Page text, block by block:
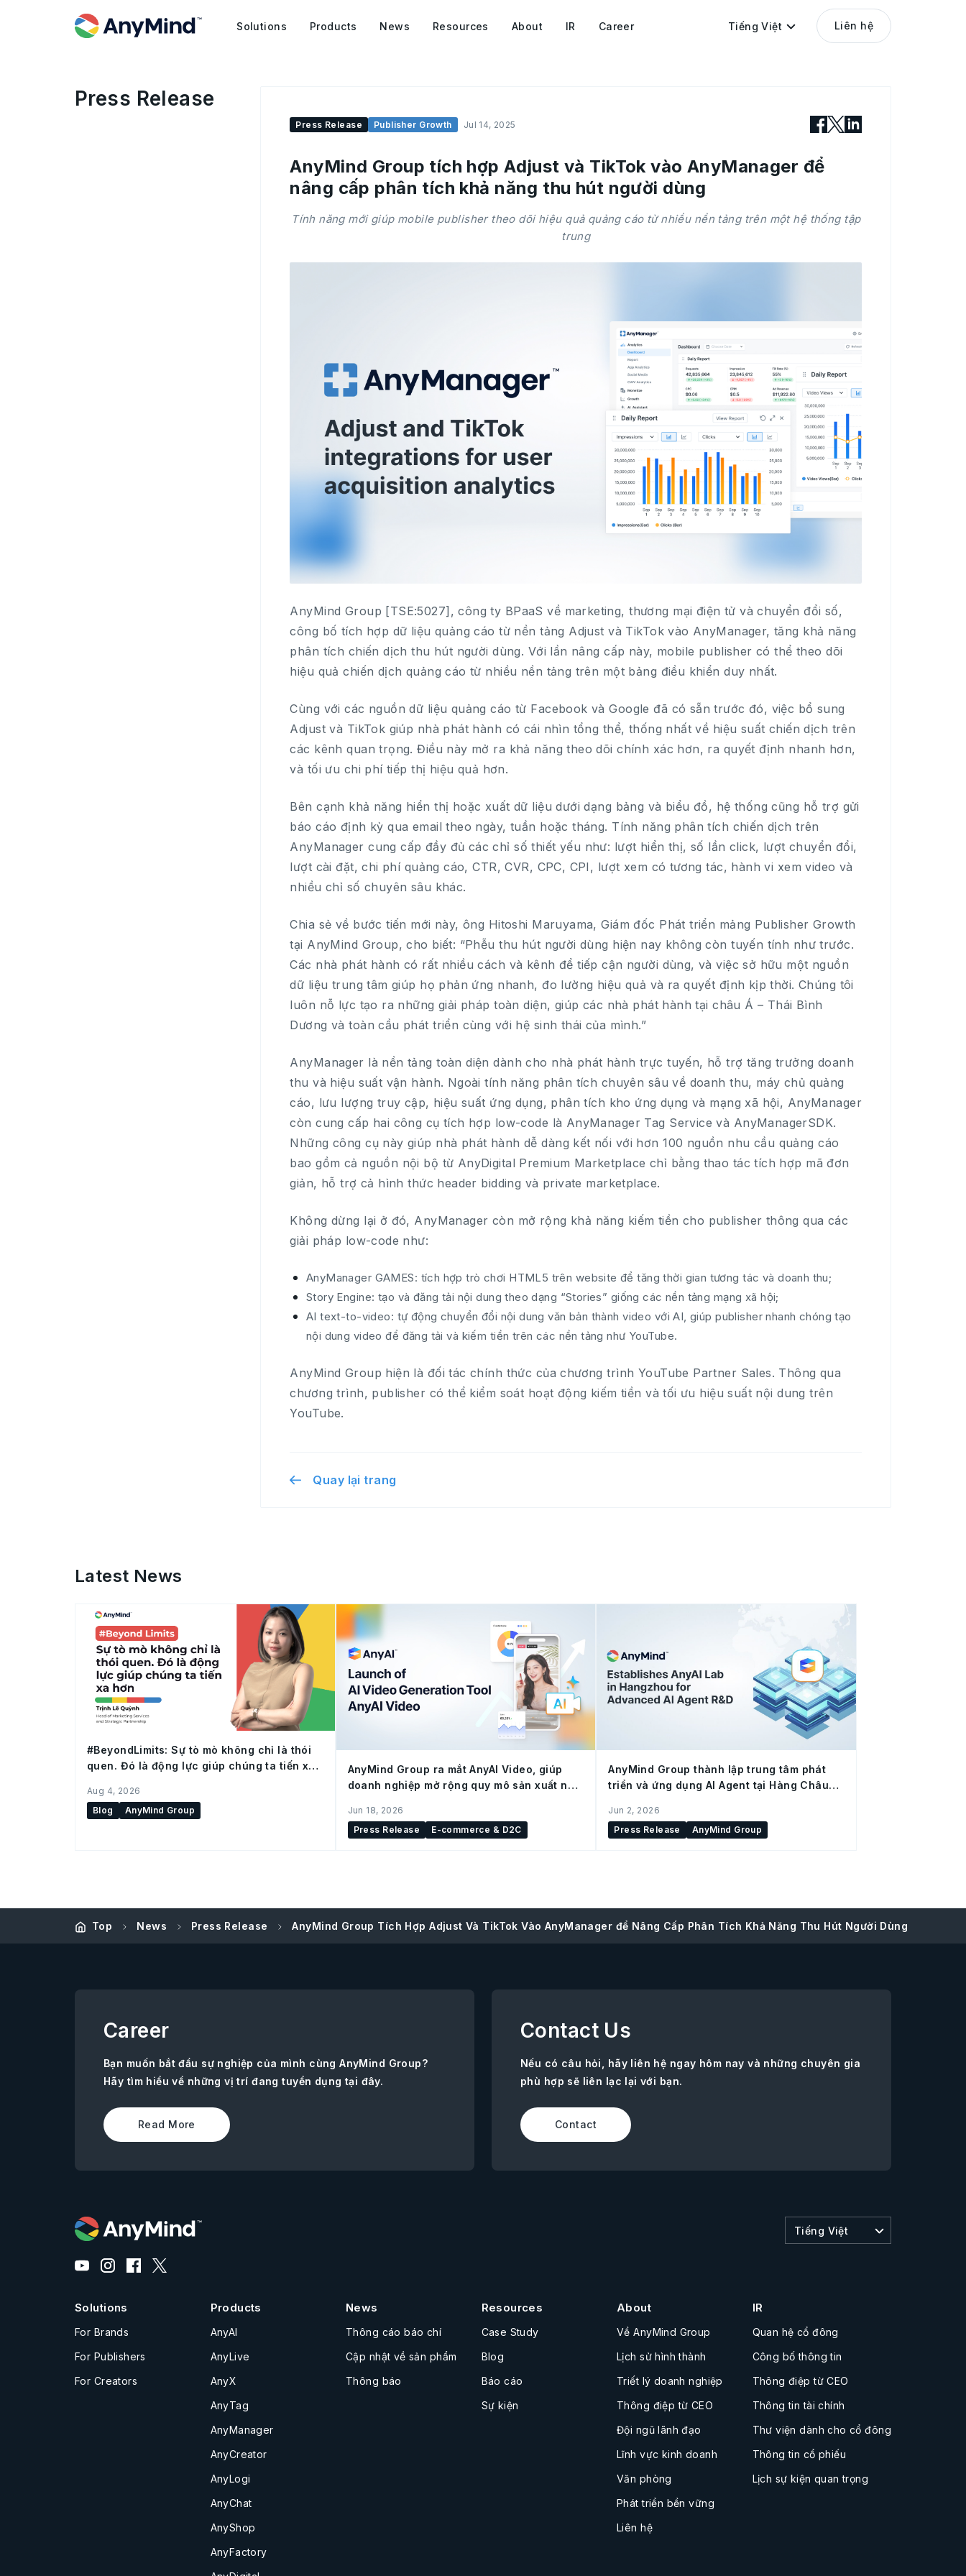
Solutions Products News Resources About IR Career Tiếng Việt Liên hệ
Press Release
Press Release Publisher Growth Jul 14, 2025
AnyMind Group tích hợp Adjust và TikTok vào AnyManager để
nâng cấp phân tích khả năng thu hút người dùng
Tính năng mới giúp mobile publisher theo dõi hiệu quả quảng cáo từ nhiều nền tảng trên một hệ thống tập
trung
AnyMind Group [TSE:5027], công ty BPaaS về marketing, thương mại điện tử và chuyển đổi số,
công bố tích hợp dữ liệu quảng cáo từ nền tảng Adjust và TikTok vào AnyManager, tăng khả năng
phân tích chiến dịch thu hút người dùng. Với lần nâng cấp này, mobile publisher có thể theo dõi
hiệu quả chiến dịch quảng cáo từ nhiều nền tảng trên một bảng điều khiển duy nhất.
Cùng với các nguồn dữ liệu quảng cáo từ Facebook và Google đã có sẵn trước đó, việc bổ sung
Adjust và TikTok giúp nhà phát hành có cái nhìn tổng thể, thống nhất về hiệu suất chiến dịch trên
các kênh quan trọng. Điều này mở ra khả năng theo dõi chính xác hơn, ra quyết định nhanh hơn,
và tối ưu chi phí tiếp thị hiệu quả hơn.
Bên cạnh khả năng hiển thị hoặc xuất dữ liệu dưới dạng bảng và biểu đồ, hệ thống cũng hỗ trợ gửi
báo cáo định kỳ qua email theo ngày, tuần hoặc tháng. Tính năng phân tích chiến dịch trên
AnyManager cung cấp đầy đủ các chỉ số thiết yếu như: lượt hiển thị, số lần click, lượt chuyển đổi,
lượt cài đặt, chi phí quảng cáo, CTR, CVR, CPC, CPI, lượt xem có tương tác, hành vi xem video và
nhiều chỉ số chuyên sâu khác.
Chia sẻ về bước tiến mới này, ông Hitoshi Maruyama, Giám đốc Phát triển mảng Publisher Growth
tại AnyMind Group, cho biết: “Phễu thu hút người dùng hiện nay không còn tuyến tính như trước.
Các nhà phát hành có rất nhiều cách và kênh để tiếp cận người dùng, và việc sở hữu một nguồn
dữ liệu trung tâm giúp họ phản ứng nhanh, đo lường hiệu quả và ra quyết định kịp thời. Chúng tôi
luôn nỗ lực tạo ra những giải pháp toàn diện, giúp các nhà phát hành tại châu Á – Thái Bình
Dương và toàn cầu phát triển cùng với hệ sinh thái của mình.”
AnyManager là nền tảng toàn diện dành cho nhà phát hành trực tuyến, hỗ trợ tăng trưởng doanh
thu và hiệu suất vận hành. Ngoài tính năng phân tích chuyên sâu về doanh thu, máy chủ quảng
cáo, lưu lượng truy cập, hiệu suất ứng dụng, phân tích kho ứng dụng và mạng xã hội, AnyManager
còn cung cấp hai công cụ tích hợp low-code là AnyManager Tag Service và AnyManagerSDK.
Những công cụ này giúp nhà phát hành dễ dàng kết nối với hơn 100 nguồn nhu cầu quảng cáo
bao gồm cả nguồn nội bộ từ AnyDigital Premium Marketplace chỉ bằng thao tác tích hợp mã đơn
giản, hỗ trợ cả hình thức header bidding và private marketplace.
Không dừng lại ở đó, AnyManager còn mở rộng khả năng kiếm tiền cho publisher thông qua các
giải pháp low-code như:
AnyManager GAMES: tích hợp trò chơi HTML5 trên website để tăng thời gian tương tác và doanh thu;
Story Engine: tạo và đăng tải nội dung theo dạng “Stories” giống các nền tảng mạng xã hội;
AI text-to-video: tự động chuyển đổi nội dung văn bản thành video với AI, giúp publisher nhanh chóng tạo
nội dung video để đăng tải và kiếm tiền trên các nền tảng như YouTube.
AnyMind Group hiện là đối tác chính thức của chương trình YouTube Partner Sales. Thông qua
chương trình, publisher có thể kiểm soát hoạt động kiếm tiền và tối ưu hiệu suất nội dung trên
YouTube.
Quay lại trang
Latest News
#BeyondLimits: Sự tò mò không chỉ là thói
quen. Đó là động lực giúp chúng ta tiến xa
Aug 4, 2026
Blog
AnyMind Group
AnyMind Group ra mắt AnyAI Video, giúp
doanh nghiệp mở rộng quy mô sản xuất nội
Jun 18, 2026
Press Release
E-commerce & D2C
AnyMind Group thành lập trung tâm phát
triển và ứng dụng AI Agent tại Hàng Châu
Jun 2, 2026
Press Release
AnyMind Group
Top News Press Release AnyMind Group Tích Hợp Adjust Và TikTok Vào AnyManager để Nâng Cấp Phân Tích Khả Năng Thu Hút Người Dùng
Career
Bạn muốn bắt đầu sự nghiệp của mình cùng AnyMind Group?
Hãy tìm hiểu về những vị trí đang tuyển dụng tại đây.
Read More
Contact Us
Nếu có câu hỏi, hãy liên hệ ngay hôm nay và những chuyên gia
phù hợp sẽ liên lạc lại với bạn.
Contact
Tiếng Việt
Solutions
For Brands
For Publishers
For Creators
Products
AnyAI
AnyLive
AnyX
AnyTag
AnyManager
AnyCreator
AnyLogi
AnyChat
AnyShop
AnyFactory
News
Thông cáo báo chí
Cập nhật về sản phẩm
Thông báo
Resources
Case Study
Blog
Báo cáo
Sự kiện
About
Về AnyMind Group
Lịch sử hình thành
Triết lý doanh nghiệp
Thông điệp từ CEO
Đội ngũ lãnh đạo
Lĩnh vực kinh doanh
Văn phòng
Phát triển bền vững
Liên hệ
IR
Quan hệ cổ đông
Công bố thông tin
Thông điệp từ CEO
Thông tin tài chính
Thư viện dành cho cổ đông
Thông tin cổ phiếu
Lịch sự kiện quan trọng